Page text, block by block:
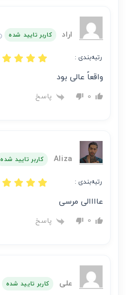
اراد کاربر تایید شده
رتبه‌بندی :
واقعاً عالی بود
0 پاسخ
Aliza کاربر تایید شده
رتبه‌بندی :
عاااالی مرسی
0 پاسخ
علی کاربر تایید شده